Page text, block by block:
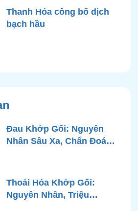
Thanh Hóa công bố dịch
bạch hầu
Đau Khớp Gối: Nguyên
Nhân Sâu Xa, Chẩn Đoán
Góc Nhìn Bác Sĩ Xương
Khớp
Thoái Hóa Khớp Gối:
Nguyên Nhân, Triệu